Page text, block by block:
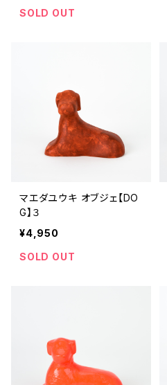
SOLD OUT
マエダユウキ オブジェ【DO
G】３
¥4,950
SOLD OUT